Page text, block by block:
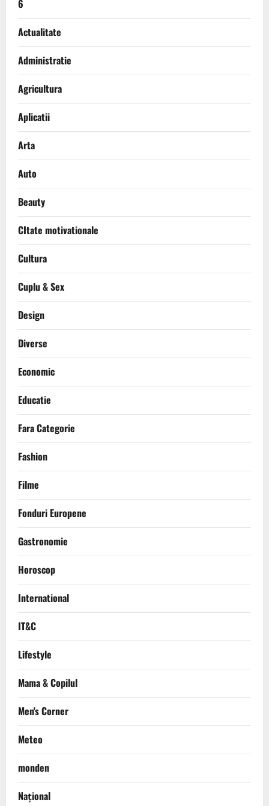
6
Actualitate
Administratie
Agricultura
Aplicatii
Arta
Auto
Beauty
CItate motivationale
Cultura
Cuplu & Sex
Design
Diverse
Economic
Educatie
Fara Categorie
Fashion
Filme
Fonduri Europene
Gastronomie
Horoscop
International
IT&C
Lifestyle
Mama & Copilul
Men's Corner
Meteo
monden
Național